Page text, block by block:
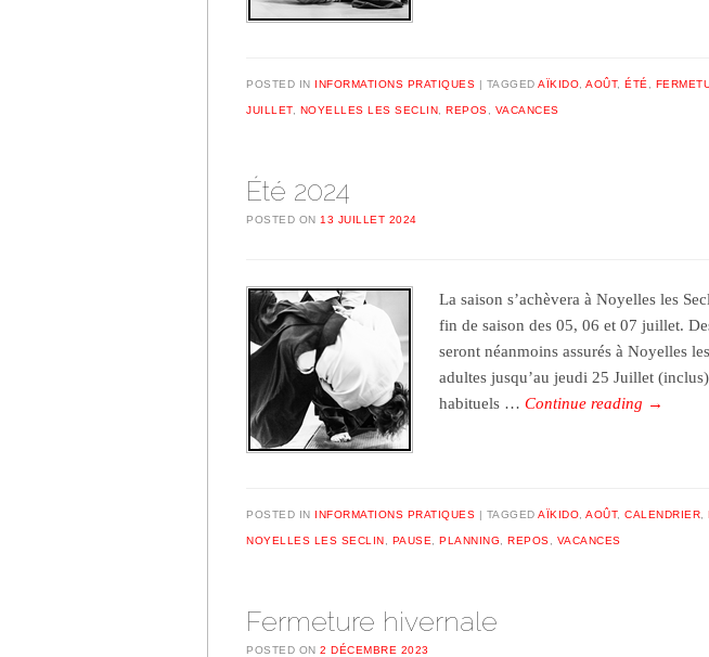
POSTED IN INFORMATIONS PRATIQUES TAGGED AÏKIDO AOÛT, ÉTÉ
JUILLET, NOYELLES LES SECLIN REPOS VACANCES
Été 2024
POSTED ON 13 JUILLET 2024
La saison s’achèvera à Noyelles les
fin de saison des 05, 06 et 07 juillet.
seront néanmoins assurés à Noyelles
adultes jusqu’au jeudi 25 Juillet
habituels …Continue reading →
POSTED IN INFORMATIONS PRATIQUES TAGGED AÏKIDO AOÛT, CALENDRIER
NOYELLES LES SECLIN PAUSE PLANNING REPOS VACANCES
Fermeture hivernale
POSTED ON 2 DÉCEMBRE 2023